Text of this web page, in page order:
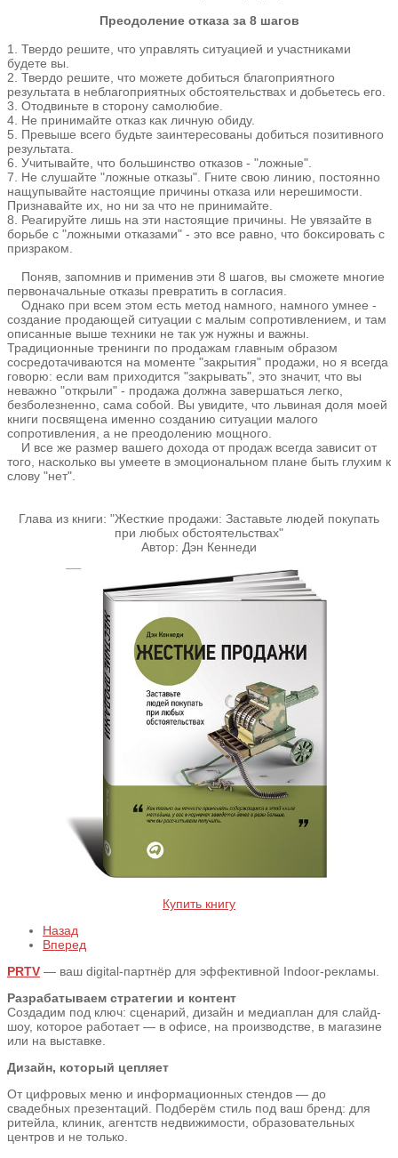
Преодоление отказа за 8 шагов
1. Твердо решите, что управлять ситуацией и участниками
будете вы.
2. Твердо решите, что можете добиться благоприятного
результата в неблагоприятных обстоятельствах и добьетесь его.
3. Отодвиньте в сторону самолюбие.
4. Не принимайте отказ как личную обиду.
5. Превыше всего будьте заинтересованы добиться позитивного
результата.
6. Учитывайте, что большинство отказов - "ложные".
7. Не слушайте "ложные отказы". Гните свою линию, постоянно
нащупывайте настоящие причины отказа или нерешимости.
Признавайте их, но ни за что не принимайте.
8. Реагируйте лишь на эти настоящие причины. Не увязайте в
борьбе с "ложными отказами" - это все равно, что боксировать с
призраком.
Поняв, запомнив и применив эти 8 шагов, вы сможете многие
первоначальные отказы превратить в согласия.
Однако при всем этом есть метод намного, намного умнее -
создание продающей ситуации с малым сопротивлением, и там
описанные выше техники не так уж нужны и важны.
Традиционные тренинги по продажам главным образом
сосредотачиваются на моменте "закрытия" продажи, но я всегда
говорю: если вам приходится "закрывать", это значит, что вы
неважно "открыли" - продажа должна завершаться легко,
безболезненно, сама собой. Вы увидите, что львиная доля моей
книги посвящена именно созданию ситуации малого
сопротивления, а не преодолению мощного.
И все же размер вашего дохода от продаж всегда зависит от
того, насколько вы умеете в эмоциональном плане быть глухим к
слову "нет".
Глава из книги: "Жесткие продажи: Заставьте людей покупать
при любых обстоятельствах"
Автор: Дэн Кеннеди
Купить книгу
Назад
Вперед
PRTV — ваш digital-партнёр для эффективной Indoor-рекламы.
Разрабатываем стратегии и контент
Создадим под ключ: сценарий, дизайн и медиаплан для слайд-
шоу, которое работает — в офисе, на производстве, в магазине
или на выставке.
Дизайн, который цепляет
От цифровых меню и информационных стендов — до
свадебных презентаций. Подберём стиль под ваш бренд: для
ритейла, клиник, агентств недвижимости, образовательных
центров и не только.